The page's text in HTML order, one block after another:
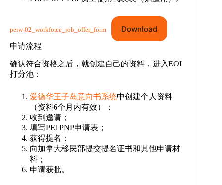
peiw-02_workforce_job_offer_form Download
申请流程
确认符合资格之后，就创建自己的资料，进入EOI
打分池：
爱德华王子岛意向书系统中创建个人资料
（资料6个月内有效）；
收到邀请；
填写PEI PNP申请表；
获得提名；
向加拿大移民部提交提名证书和其他申请材
料；
申请获批。